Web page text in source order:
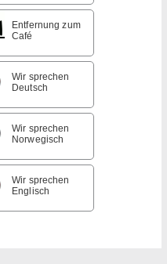
Entfernung zum
Café
Wir sprechen
Deutsch
Wir sprechen
Norwegisch
Wir sprechen
Englisch